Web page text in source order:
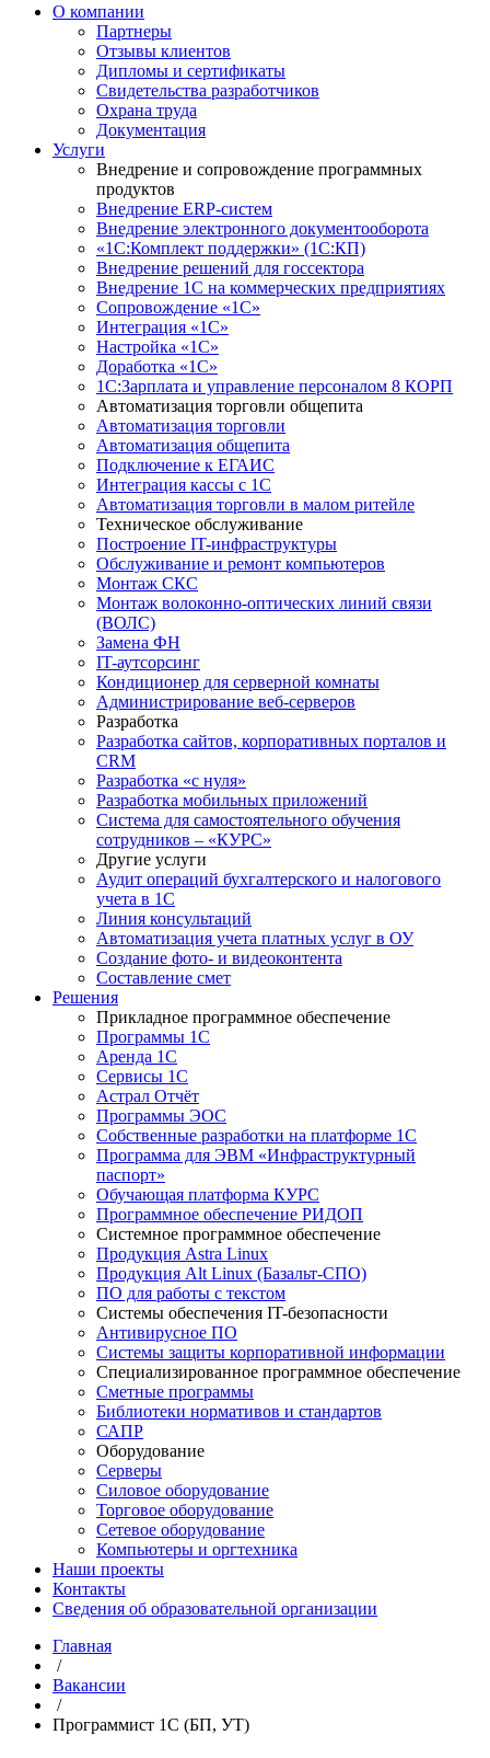
О компании
Партнеры
Отзывы клиентов
Дипломы и сертификаты
Свидетельства разработчиков
Охрана труда
Документация
Услуги
Внедрение и сопровождение программных
продуктов
Внедрение ERP-систем
Внедрение электронного документооборота
«1С:Комплект поддержки» (1С:КП)
Внедрение решений для госсектора
Внедрение 1С на коммерческих предприятиях
Сопровождение «1С»
Интеграция «1С»
Настройка «1С»
Доработка «1С»
1С:Зарплата и управление персоналом 8 КОРП
Автоматизация торговли общепита
Автоматизация торговли
Автоматизация общепита
Подключение к ЕГАИС
Интеграция кассы с 1С
Автоматизация торговли в малом ритейле
Техническое обслуживание
Построение IT-инфраструктуры
Обслуживание и ремонт компьютеров
Монтаж СКС
Монтаж волоконно-оптических линий связи
(ВОЛС)
Замена ФН
IT-аутсорсинг
Кондиционер для серверной комнаты
Администрирование веб-серверов
Разработка
Разработка сайтов, корпоративных порталов и
CRM
Разработка «с нуля»
Разработка мобильных приложений
Система для самостоятельного обучения
сотрудников – «КУРС»
Другие услуги
Аудит операций бухгалтерского и налогового
учета в 1С
Линия консультаций
Автоматизация учета платных услуг в ОУ
Создание фото- и видеоконтента
Составление смет
Решения
Прикладное программное обеспечение
Программы 1С
Аренда 1С
Сервисы 1С
Астрал Отчёт
Программы ЭОС
Собственные разработки на платформе 1С
Программа для ЭВМ «Инфраструктурный
паспорт»
Обучающая платформа КУРС
Программное обеспечение РИДОП
Системное программное обеспечение
Продукция Astra Linux
Продукция Alt Linux (Базальт-СПО)
ПО для работы с текстом
Системы обеспечения IT-безопасности
Антивирусное ПО
Системы защиты корпоративной информации
Специализированное программное обеспечение
Сметные программы
Библиотеки нормативов и стандартов
САПР
Оборудование
Серверы
Силовое оборудование
Торговое оборудование
Сетевое оборудование
Компьютеры и оргтехника
Наши проекты
Контакты
Сведения об образовательной организации
Главная
/
Вакансии
/
Программист 1С (БП, УТ)